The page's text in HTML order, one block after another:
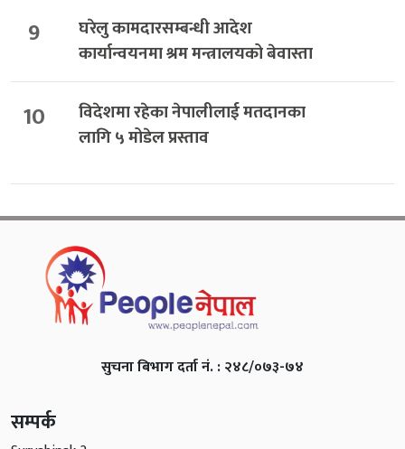
9
घरेलु कामदारसम्बन्धी आदेश
कार्यान्वयनमा श्रम मन्त्रालयको बेवास्ता
10
विदेशमा रहेका नेपालीलाई मतदानका
लागि ५ मोडेल प्रस्ताव
सुचना बिभाग दर्ता नं. : २४८/०७३-७४
सम्पर्क